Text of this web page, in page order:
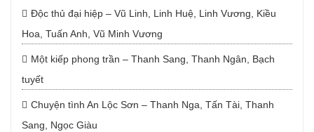
Độc thủ đại hiệp – Vũ Linh, Linh Huệ, Linh Vương, Kiều
Hoa, Tuấn Anh, Vũ Minh Vương
Một kiếp phong trần – Thanh Sang, Thanh Ngân, Bạch
tuyết
Chuyện tình An Lộc Sơn – Thanh Nga, Tấn Tài, Thanh
Sang, Ngọc Giàu